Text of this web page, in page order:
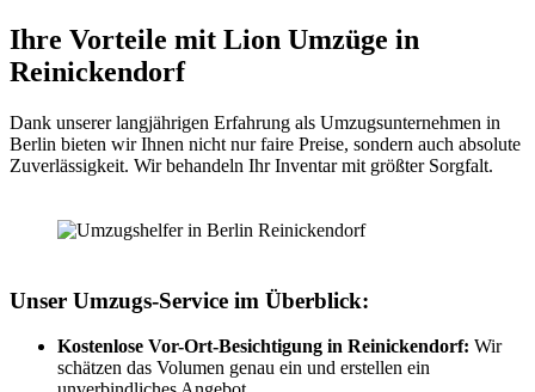
Ihre Vorteile mit Lion Umzüge in
Reinickendorf
Dank unserer langjährigen Erfahrung als Umzugsunternehmen in
Berlin bieten wir Ihnen nicht nur faire Preise, sondern auch absolute
Zuverlässigkeit. Wir behandeln Ihr Inventar mit größter Sorgfalt.
Unser Umzugs-Service im Überblick:
Kostenlose Vor-Ort-Besichtigung in Reinickendorf: Wir
schätzen das Volumen genau ein und erstellen ein